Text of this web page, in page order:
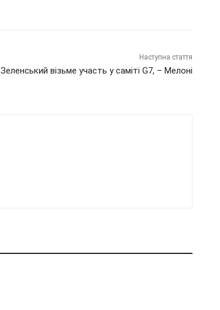
Наступна стаття
Зеленський візьме участь у саміті G7, – Мелоні